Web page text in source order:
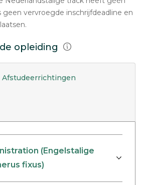
geen vervroegde inschrijfdeadline en
opleiding
Afstudeerrichtingen
(Engelstalige
fixus)